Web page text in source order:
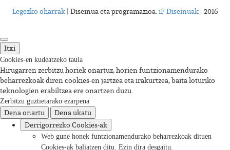
Legezko oharrak | Diseinua eta programazioa: iF Diseinuak- 2016
Itxi
Cookies-en kudeatzeko taula
Hirugarren zerbitzu horiek onartuz, horien funtzionamendurako
beharrezkoak diren cookies-en jartzea eta irakurtzea, baita loturiko
teknologien erabiltzea ere onartzen duzu.
Zerbitzu guztietarako ezarpena
Dena onartu
Dena ukatu
Derrigorrezko Cookies-ak
Web gune honek funtzionamendurako beharrezkoak dituen
Cookies-ak baliatzen ditu. Ezin dira desgaitu.